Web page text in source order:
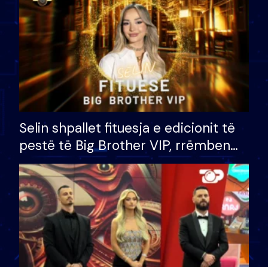
Selin shpallet fituesja e edicionit të
pestë të Big Brother VIP, rrëmben
çmimin e madh prej 100 mijë eurosh